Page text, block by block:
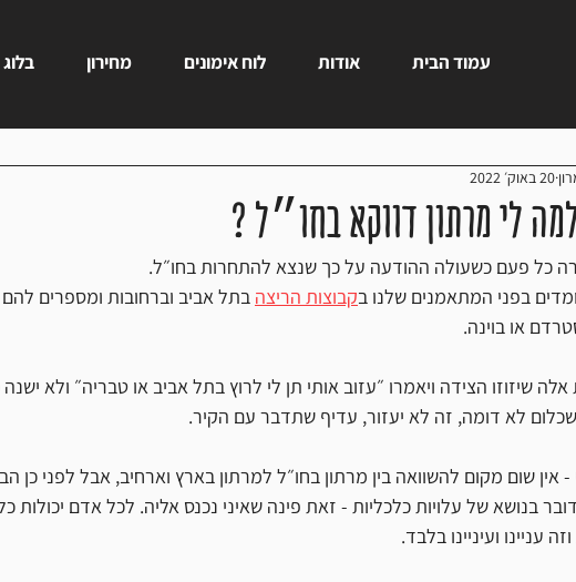
עמוד הבית אודות לוח אימונים מחירון בלוג
לי מרתון דווקא בחו״ל ?
20 באוק׳ 2022
כל פעם כשעולה ההודעה על כך שנצא להתחרות בחו״ל.
בפני המתאמנים שלנו בקבוצות הריצה בתל אביב וברחובות ומספרים להם
או בוינה.
שיזוזו הצידה ויאמרו ״עזוב אותי תן לי לרוץ בתל אביב או טבריה״ ולא
לא דומה, זה לא יעזור, עדיף שתדבר עם הקיר.
- אין שום מקום להשוואה בין מרתון בחו״ל למרתון בארץ וארחיב, אבל לפני כן
בנושא של עלויות כלכליות - זאת פינה שאיני נכנס אליה. לכל אדם יכולות
עניינו ועיניינו בלבד.